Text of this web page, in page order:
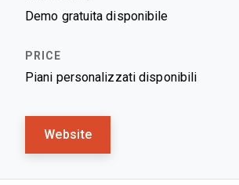
Demo gratuita disponibile
Piani personalizzati disponibili
Website